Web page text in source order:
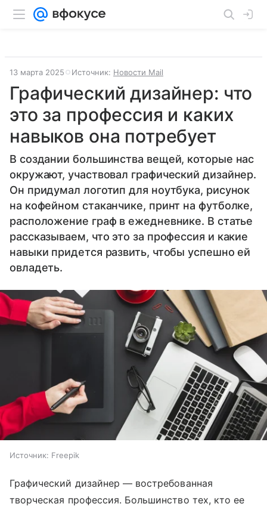
13 марта 2025 Источник: Новости Mail
Графический дизайнер: что
это за профессия и каких
навыков она потребует
В создании большинства вещей, которые нас
окружают, участвовал графический дизайнер.
Он придумал логотип для ноутбука, рисунок
на кофейном стаканчике, принт на футболке,
расположение граф в ежедневнике. В статье
рассказываем, что это за профессия и какие
навыки придется развить, чтобы успешно ей
овладеть.
Источник: Freepik
Графический дизайнер — востребованная
творческая профессия. Большинство тех, кто ее